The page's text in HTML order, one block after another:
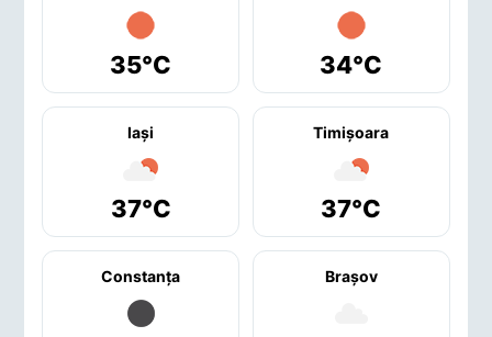
35°C 34°C
Iaşi
37°C
Timişoara
37°C
Constanţa Braşov